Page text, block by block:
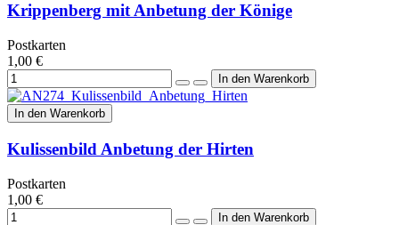
Krippenberg mit Anbetung der Könige
Postkarten
1,00 €
In den Warenkorb
Kulissenbild Anbetung der Hirten
Postkarten
1,00 €